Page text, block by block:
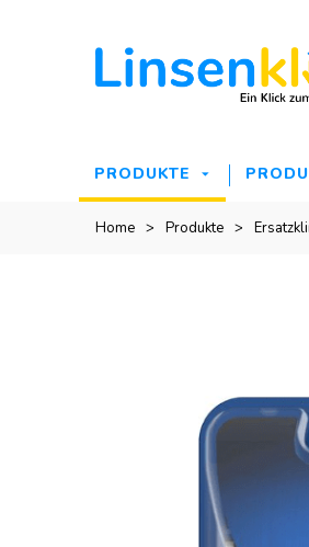
PRODUKTE
Home > Produkte >